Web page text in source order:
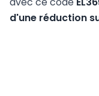
d'une réduction